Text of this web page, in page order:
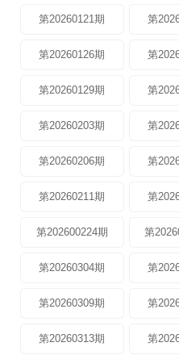
第20260121期 第
第20260126期 第
第20260129期 第
第20260203期 第
第20260206期 第
第20260211期 第
第202600224期 第
第20260304期 第
第20260309期 第
第20260313期 第